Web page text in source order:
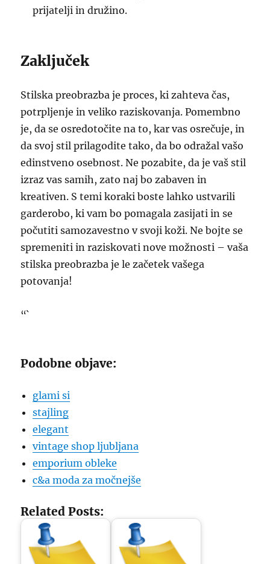
prijatelji in družino.
Zaključek
Stilska preobrazba je proces, ki zahteva čas,
potrpljenje in veliko raziskovanja. Pomembno
je, da se osredotočite na to, kar vas osrečuje, in
da svoj stil prilagodite tako, da bo odražal vašo
edinstveno osebnost. Ne pozabite, da je vaš stil
izraz vas samih, zato naj bo zabaven in
kreativen. S temi koraki boste lahko ustvarili
garderobo, ki vam bo pomagala zasijati in se
počutiti samozavestno v svoji koži. Ne bojte se
spremeniti in raziskovati nove možnosti – vaša
stilska preobrazba je le začetek vašega
potovanja!
“`
Podobne objave:
glami si
stajling
elegant
vintage shop ljubljana
emporium obleke
c&a moda za močnejše
Related Posts: